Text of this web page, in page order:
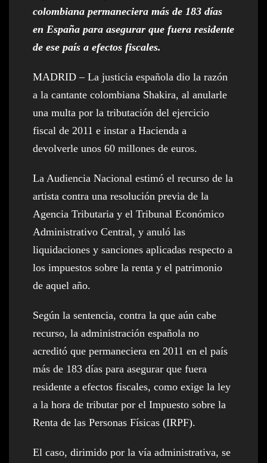
colombiana permaneciera más de 183 días
en España para asegurar que fuera residente
de ese país a efectos fiscales.
MADRID – La justicia española dio la razón
a la cantante colombiana Shakira, al anularle
una multa por la tributación del ejercicio
fiscal de 2011 e instar a Hacienda a
devolverle unos 60 millones de euros.
La Audiencia Nacional estimó el recurso de la
artista contra una resolución previa de la
Agencia Tributaria y el Tribunal Económico
Administrativo Central, y anuló las
liquidaciones y sanciones aplicadas respecto a
los impuestos sobre la renta y el patrimonio
de aquel año.
Según la sentencia, contra la que aún cabe
recurso, la administración española no
acreditó que permaneciera en 2011 en el país
más de 183 días para asegurar que fuera
residente a efectos fiscales, como exige la ley
a la hora de tributar por el Impuesto sobre la
Renta de las Personas Físicas (IRPF).
El caso, dirimido por la vía administrativa, se